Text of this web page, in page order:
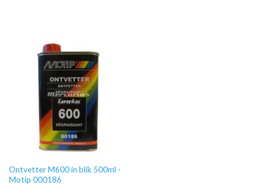
Ontvetter M600 in blik 500ml -
Motip 000186